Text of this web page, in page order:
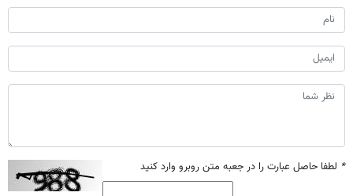
* لطفا حاصل عبارت را در جعبه متن روبرو وارد کنید